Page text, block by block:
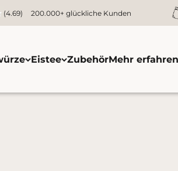
(4.69) 200.000+ glückliche Kunden
Eistee ZubehörMehr erfahren